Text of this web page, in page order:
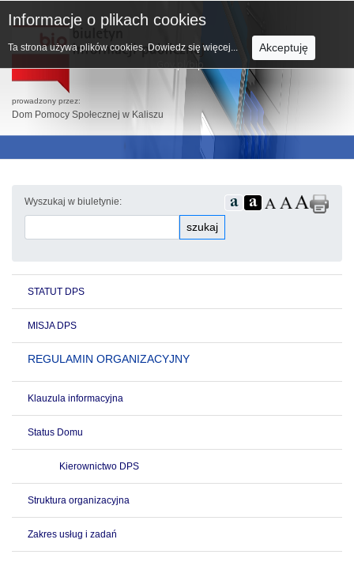
prowadzony przez:
Dom Pomocy Społecznej w Kaliszu
Wyszukaj w biuletynie:
szukaj
STATUT DPS
MISJA DPS
REGULAMIN ORGANIZACYJNY
Klauzula informacyjna
Status Domu
Kierownictwo DPS
Struktura organizacyjna
Zakres usług i zadań
Informacje o plikach cookies
Ta strona używa plików cookies. Dowiedz się więcej... Akceptuję